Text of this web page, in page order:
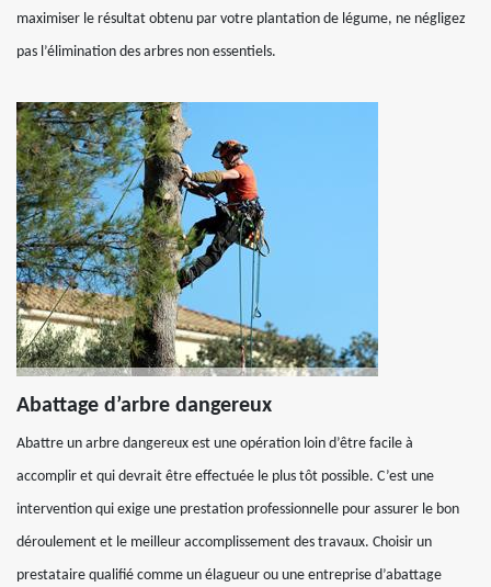
maximiser le résultat obtenu par votre plantation de légume, ne négligez
pas l’élimination des arbres non essentiels.
Abattage d’arbre dangereux
Abattre un arbre dangereux est une opération loin d’être facile à
accomplir et qui devrait être effectuée le plus tôt possible. C’est une
intervention qui exige une prestation professionnelle pour assurer le bon
déroulement et le meilleur accomplissement des travaux. Choisir un
prestataire qualifié comme un élagueur ou une entreprise d’abattage